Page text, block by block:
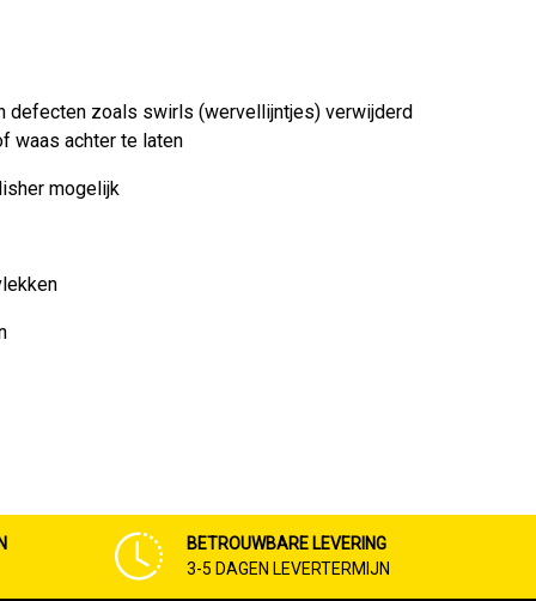
defecten zoals swirls (wervellijntjes) verwijderd
waas achter te laten
mogelijk
BETROUWBARE LEVERING
3-5 DAGEN LEVERTERMIJN